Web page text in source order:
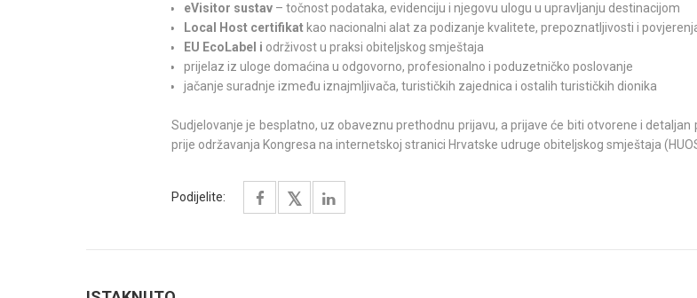
eVisitor sustav – točnost podataka, evidenciju i njegovu ulogu u upravljanju destinacijom
Local Host certifikat kao nacionalni alat za podizanje kvalitete, prepoznatljivosti i
EU EcoLabel i održivost u praksi obiteljskog smještaja
prijelaz iz uloge domaćina u odgovorno, profesionalno i poduzetničko poslovanje
jačanje suradnje između iznajmljivača, turističkih zajednica i ostalih turističkih dionika
Sudjelovanje je besplatno, uz obaveznu prethodnu prijavu, a prijave će biti otvorene i
prije održavanja Kongresa na internetskoj stranici Hrvatske udruge obiteljskog smještaja
Podijelite: